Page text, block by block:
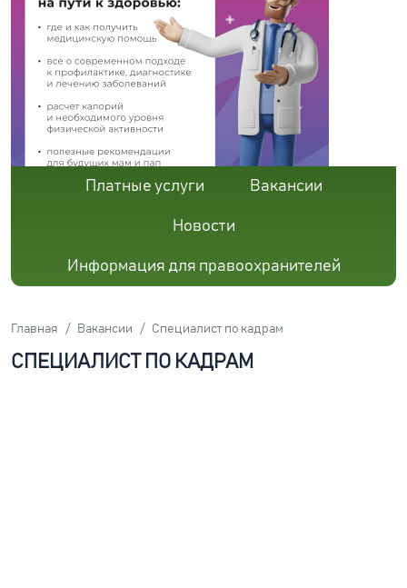
Платные услуги Вакансии
Новости
Информация для правоохранителей
Главная Вакансии Специалист по кадрам
СПЕЦИАЛИСТ ПО КАДРАМ